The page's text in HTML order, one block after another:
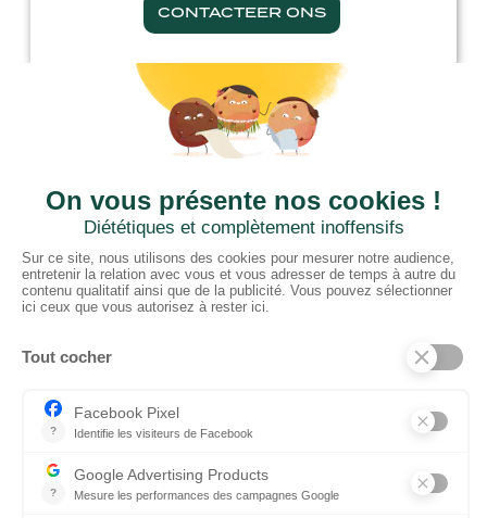
CONTACTEER ONS
CTN BNL
+ 32 (0) 56/20.16.55
info@ctnbenelux.com